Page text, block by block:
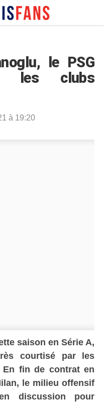
le PSG
les clubs
à 19:20
saison en Série A,
courtisé par les
En fin de contrat en
le milieu offensif
discussion pour